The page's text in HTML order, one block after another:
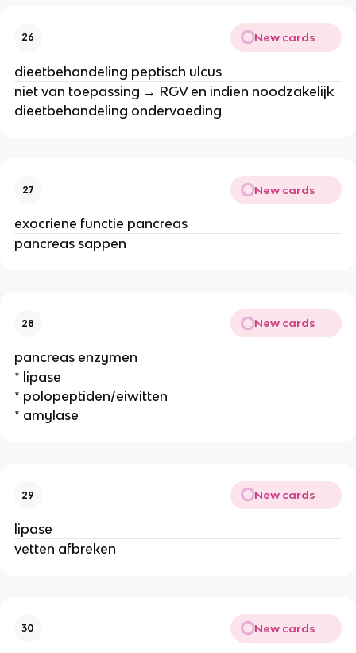
26 New cards
dieetbehandeling peptisch ulcus
niet van toepassing → RGV en indien noodzakelijk
dieetbehandeling ondervoeding
27 New cards
exocriene functie pancreas
pancreas sappen
28 New cards
pancreas enzymen
* lipase
* polopeptiden/eiwitten
* amylase
29 New cards
lipase
vetten afbreken
30 New cards